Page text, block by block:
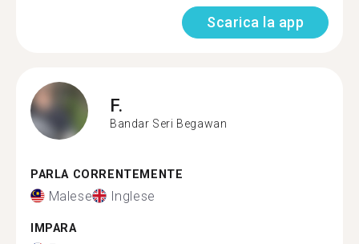
Scarica la app
F.
Bandar Seri Begawan
PARLA CORRENTEMENTE
Malese Inglese
IMPARA